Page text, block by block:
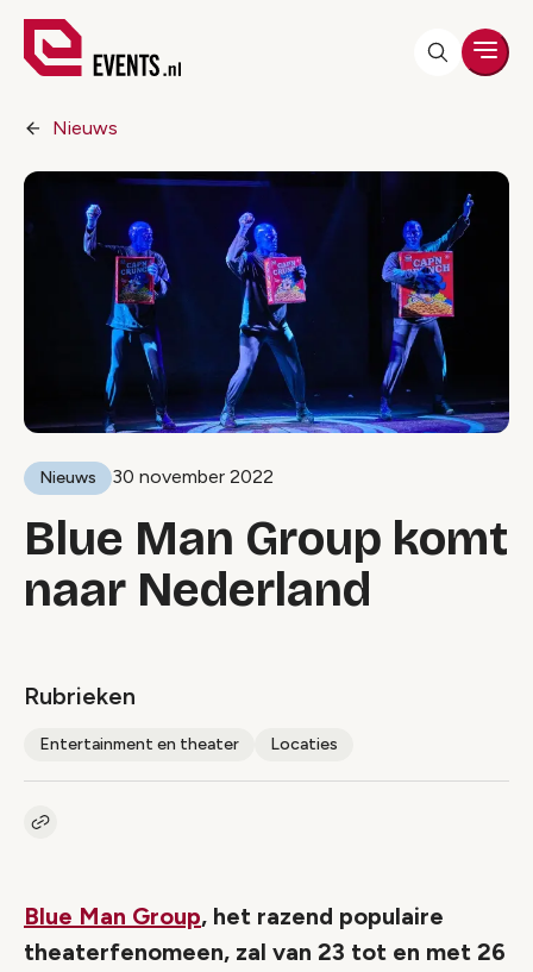
Nieuws
Nieuws 30 november 2022
Blue Man Group komt
naar Nederland
Rubrieken
Entertainment en theater Locaties
Kopieer link naar artikel
Blue Man Group, het razend populaire
theaterfenomeen, zal van 23 tot en met 26